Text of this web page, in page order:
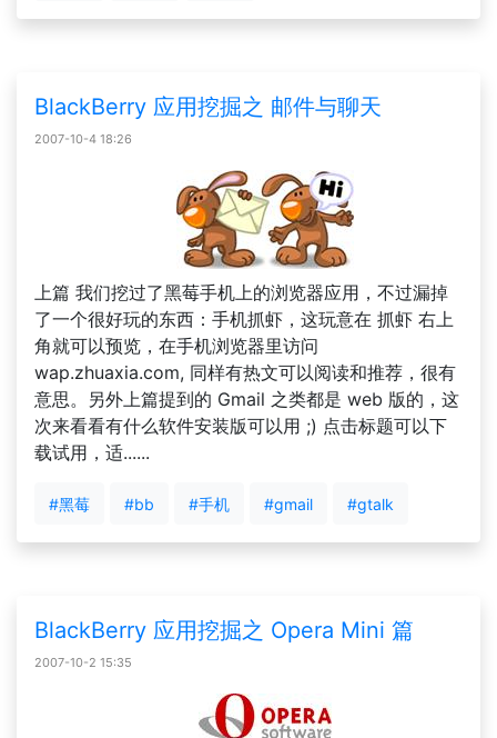
BlackBerry 应用挖掘之 邮件与聊天
2007-10-4 18:26
上篇 我们挖过了黑莓手机上的浏览器应用，不过漏掉
了一个很好玩的东西：手机抓虾，这玩意在 抓虾 右上
角就可以预览，在手机浏览器里访问
wap.zhuaxia.com, 同样有热文可以阅读和推荐，很有
意思。另外上篇提到的 Gmail 之类都是 web 版的，这
次来看看有什么软件安装版可以用 ;) 点击标题可以下
载试用，适......
#黑莓 #bb #手机 #gmail #gtalk
BlackBerry 应用挖掘之 Opera Mini 篇
2007-10-2 15:35